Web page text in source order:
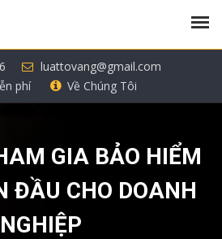
luattovang@gmail.com
phí
Về Chúng Tôi
GIA BẢO HIỂM
ĐẦU CHO DOANH
NGHIỆP